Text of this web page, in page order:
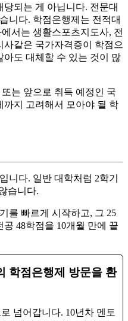
되는 게 아닙니다. 전문대
니다. 학점은행제는 전적대
서는 생활스포츠지도사, 전
같은 국가자격증이 학점으
아도 대체할 수 있는 것이 많
는 앞으로 취득 예정인 국
지 고려해서 모아야 될 학
니다. 일반 대학처럼 2학기
습니다.
를 빠르게 시작하고, 그 25
48학점을 10개월 만에 끝
학점은행제 방문을 환
넘어갑니다. 10년차 멘토